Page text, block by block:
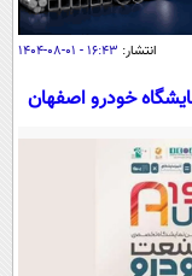
انتشار: ۱۶:۴۳ - ۰۱-۰۸-۱۴۰۴